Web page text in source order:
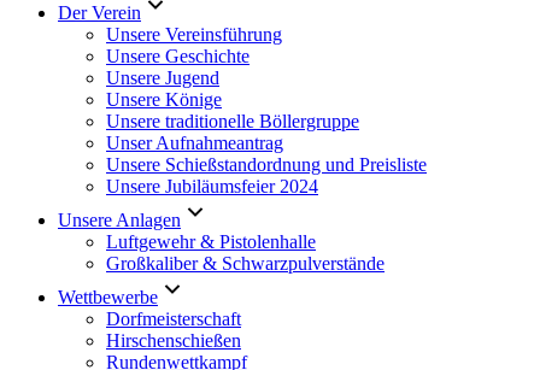
Der Verein
Unsere Vereinsführung
Unsere Geschichte
Unsere Jugend
Unsere Könige
Unsere traditionelle Böllergruppe
Unser Aufnahmeantrag
Unsere Schießstandordnung und Preisliste
Unsere Jubiläumsfeier 2024
Unsere Anlagen
Luftgewehr & Pistolenhalle
Großkaliber & Schwarzpulverstände
Wettbewerbe
Dorfmeisterschaft
Hirschenschießen
Rundenwettkampf